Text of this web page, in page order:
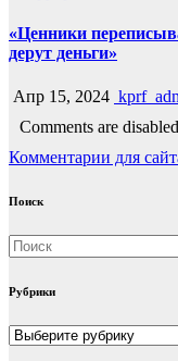
«Ценники
дерут деньги»
Апр 15, 2024
Comments are disabled
Комментарии для
Поиск
Рубрики
Рубрики